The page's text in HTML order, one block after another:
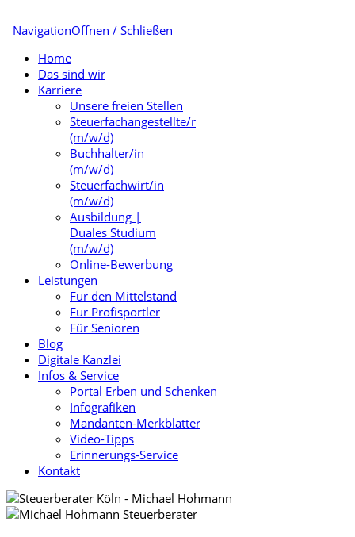
NavigationÖffnen / Schließen
Home
Das sind wir
Karriere
Unsere freien Stellen
Steuerfachangestellte/r
(m/w/d)
Buchhalter/in
(m/w/d)
Steuerfachwirt/in
(m/w/d)
Ausbildung |
Duales Studium
(m/w/d)
Online-Bewerbung
Leistungen
Für den Mittelstand
Für Profisportler
Für Senioren
Blog
Digitale Kanzlei
Infos & Service
Portal Erben und Schenken
Infografiken
Mandanten-Merkblätter
Video-Tipps
Erinnerungs-Service
Kontakt